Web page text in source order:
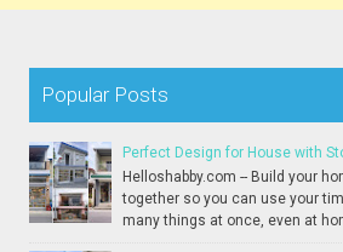
Popular Posts
Perfect Design for House with
Helloshabby.com -- Build your
together so you can use your
many things at once, even at